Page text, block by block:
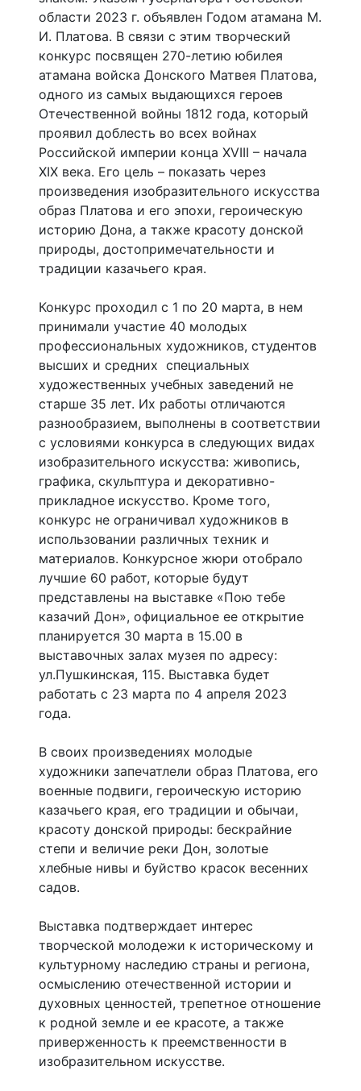
области 2023 г. объявлен Годом атамана М.
И. Платова. В связи с этим творческий
конкурс посвящен 270-летию юбилея
атамана войска Донского Матвея Платова,
одного из самых выдающихся героев
Отечественной войны 1812 года, который
проявил доблесть во всех войнах
Российской империи конца XVIII – начала
XIX века. Его цель – показать через
произведения изобразительного искусства
образ Платова и его эпохи, героическую
историю Дона, а также красоту донской
природы, достопримечательности и
традиции казачьего края.
Конкурс проходил с 1 по 20 марта, в нем
принимали участие 40 молодых
профессиональных художников, студентов
высших и средних специальных
художественных учебных заведений не
старше 35 лет. Их работы отличаются
разнообразием, выполнены в соответствии
с условиями конкурса в следующих видах
изобразительного искусства: живопись,
графика, скульптура и декоративно-
прикладное искусство. Кроме того,
конкурс не ограничивал художников в
использовании различных техник и
материалов. Конкурсное жюри отобрало
лучшие 60 работ, которые будут
представлены на выставке «Пою тебе
казачий Дон», официальное ее открытие
планируется 30 марта в 15.00 в
выставочных залах музея по адресу:
ул.Пушкинская, 115. Выставка будет
работать с 23 марта по 4 апреля 2023
года.
В своих произведениях молодые
художники запечатлели образ Платова, его
военные подвиги, героическую историю
казачьего края, его традиции и обычаи,
красоту донской природы: бескрайние
степи и величие реки Дон, золотые
хлебные нивы и буйство красок весенних
садов.
Выставка подтверждает интерес
творческой молодежи к историческому и
культурному наследию страны и региона,
осмыслению отечественной истории и
духовных ценностей, трепетное отношение
к родной земле и ее красоте, а также
приверженность к преемственности в
изобразительном искусстве.